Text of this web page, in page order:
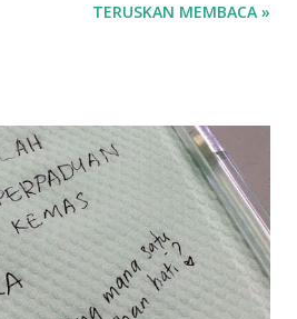
ANAK AKU ....adoiiii
singgah Giant beli barang
dalam kereta tu biasalah kan
anak-anak jalan sampai masuk
anak 4 macam kami ni bahagi-
siapa... dan biasanya aku akan
kakak husna... yang abg
TERUSKAN MEMBACA »